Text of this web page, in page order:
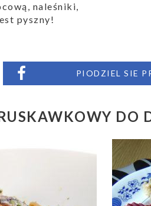
naleśniki,
pyszny!
PIODZIEL SIE
DO